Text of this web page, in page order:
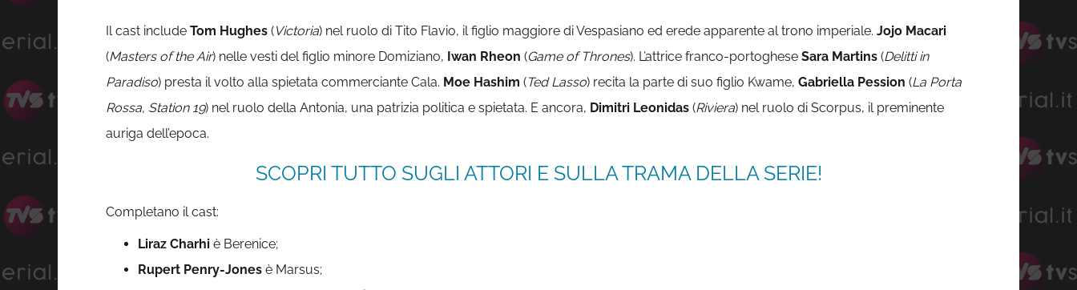
Il cast include Tom Hughes (Victoria) nel ruolo di Tito Flavio, il figlio maggiore di Vespasiano ed erede apparente al trono imperiale. Jojo Macari
(Masters of the Air) nelle vesti del figlio minore Domiziano, Iwan Rheon (Game of Thrones). L’attrice franco-portoghese Sara Martins (Delitti in
Paradiso) presta il volto alla spietata commerciante Cala. Moe Hashim (Ted Lasso) recita la parte di suo figlio Kwame, Gabriella Pession (La Porta
Rossa, Station 19) nel ruolo della Antonia, una patrizia politica e spietata. E ancora, Dimitri Leonidas (Riviera) nel ruolo di Scorpus, il preminente
auriga dell’epoca.
SCOPRI TUTTO SUGLI ATTORI E SULLA TRAMA DELLA SERIE!
Completano il cast:
Liraz Charhi è Berenice;
Rupert Penry-Jones è Marsus;